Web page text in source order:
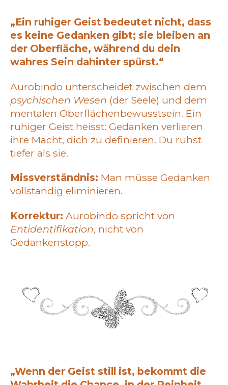
„Ein ruhiger Geist bedeutet nicht, dass
es keine Gedanken gibt; sie bleiben an
der Oberfläche, während du dein
wahres Sein dahinter spürst.“
Aurobindo unterscheidet zwischen dem
psychischen Wesen (der Seele) und dem
mentalen Oberflächenbewusstsein. Ein
ruhiger Geist heisst: Gedanken verlieren
ihre Macht, dich zu definieren. Du ruhst
tiefer als sie.
Missverständnis: Man müsse Gedanken
vollständig eliminieren.
Korrektur: Aurobindo spricht von
Entidentifikation, nicht von
Gedankenstopp.
„Wenn der Geist still ist, bekommt die